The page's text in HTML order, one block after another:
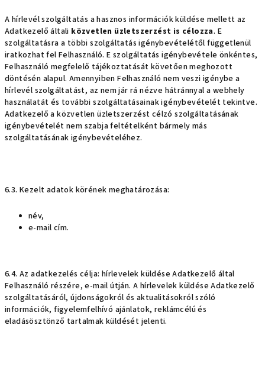
A hírlevél szolgáltatás a hasznos információk küldése mellett az
Adatkezelő általi közvetlen üzletszerzést is célozza. E
szolgáltatásra a többi szolgáltatás igénybevételétől függetlenül
iratkozhat fel Felhasználó. E szolgáltatás igénybevétele önkéntes,
Felhasználó megfelelő tájékoztatását követően meghozott
döntésén alapul. Amennyiben Felhasználó nem veszi igénybe a
hírlevél szolgáltatást, az nem jár rá nézve hátránnyal a webhely
használatát és további szolgáltatásainak igénybevételét tekintve.
Adatkezelő a közvetlen üzletszerzést célzó szolgáltatásának
igénybevételét nem szabja feltételként bármely más
szolgáltatásának igénybevételéhez.
6.3. Kezelt adatok körének meghatározása:
név,
e-mail cím.
6.4. Az adatkezelés célja: hírlevelek küldése Adatkezelő által
Felhasználó részére, e-mail útján. A hírlevelek küldése Adatkezelő
szolgáltatásáról, újdonságokról és aktualitásokról szóló
információk, figyelemfelhívó ajánlatok, reklámcélú és
eladásösztönző tartalmak küldését jelenti.